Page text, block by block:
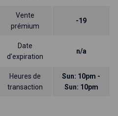
Vente
prémium
-19
Date
d'expiration
n/a
Heures de
transaction
Sun: 10pm -
Sun: 10pm